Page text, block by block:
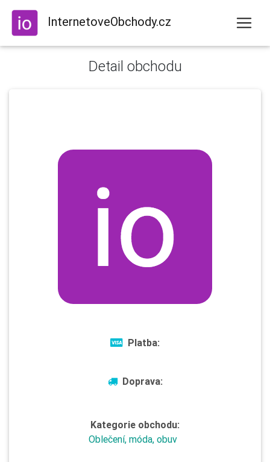
InternetoveObchody.cz
Detail obchodu
Platba:
Doprava:
Kategorie obchodu:
Oblečení, móda, obuv